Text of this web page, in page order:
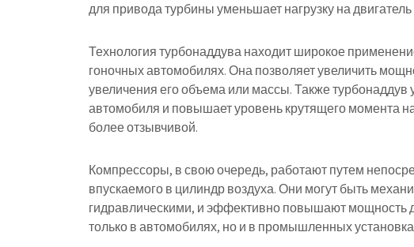
для привода турбины уменьшает нагрузку на
Технология турбонаддува находит широкое
гоночных автомобилях. Она позволяет увеличить
увеличения его объема или массы. Также турбонаддув
автомобиля и повышает уровень крутящего момента
более отзывчивой.
Компрессоры, в свою очередь, работают путем
впускаемого в цилиндр воздуха. Они могут быть
гидравлическими, и эффективно повышают мощность
только в автомобилях, но и в промышленных